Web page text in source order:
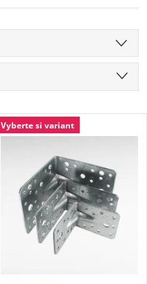
Vyberte si variant